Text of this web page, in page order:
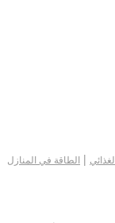
| الطاقة في المنازل